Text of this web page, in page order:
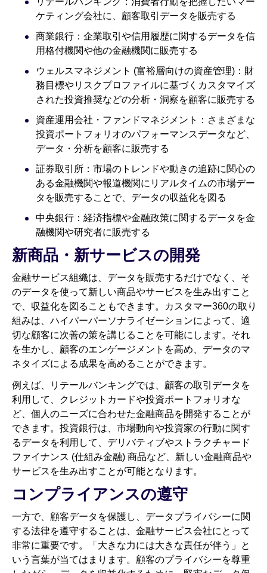
ケティング会社に、顧客取引データを販売する
商業銀行：企業取引や信用履歴に関するデータを信
用格付機関や他の金融機関に販売する
ウェルスマネジメント (富裕層向けの資産管理)：財
務目標やリスクプロファイルに基づくカスタマイズ
された投資推奨などの分析・洞察を顧客に販売する
資産運用会社・ファンドマネジメント：さまざまな
投資ポートフォリオのパフォーマンスデータなど、
データ・分析を顧客に販売する
証券取引所：市場のトレンドや動きの追跡に関心の
ある金融機関や報道機関にリアルタイムの市場デー
タを販売することで、データの収益化を図る
中央銀行：経済指標や金融政策に関するデータを金
融機関や研究者に販売する
新商品・新サービスの開発
金融サービス組織は、データを販売するだけでなく、そ
のデータを使って新しい商品やサービスを生み出すこと
で、収益化を図ることもできます。カスタマー360の取り
組みは、ハイパーパーソナライゼーションによって、適
切な顧客に次善の策を講じることを可能にします。それ
を生かし、顧客のエンゲージメントを高め、データのマ
ネタイズによる成果を高めることができます。
例えば、リテールバンキングでは、顧客の取引データを
利用して、クレジットカードや投資ポートフォリオな
ど、個人のニーズに合わせた金融商品を開発することが
できます。投資銀行は、市場動向や投資家の行動に関す
るデータを利用して、デリバティブやストラクチャード
ファイナンス (仕組み金融) 商品など、新しい金融商品や
サービスを生み出すことが可能となります。
コンプライアンスの遵守
一方で、顧客データを保護し、データプライバシーに関
する法律を遵守することは、金融サービス会社にとって
非常に重要です。「大きな力には大きな責任が伴う」と
いう言葉が当てはまります。顧客のプライバシーを尊重